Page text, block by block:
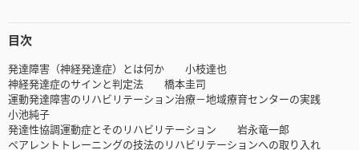
目次
発達障害（神経発達症）とは何か 小枝達也
神経発達症のサインと判定法 橋本圭司
運動発達障害のリハビリテーション治療－地域療育センターの実践
小池純子
発達性協調運動症とそのリハビリテーション 岩永竜一郎
ペアレントトレーニングの技法のリハビリテーションへの取り入れ